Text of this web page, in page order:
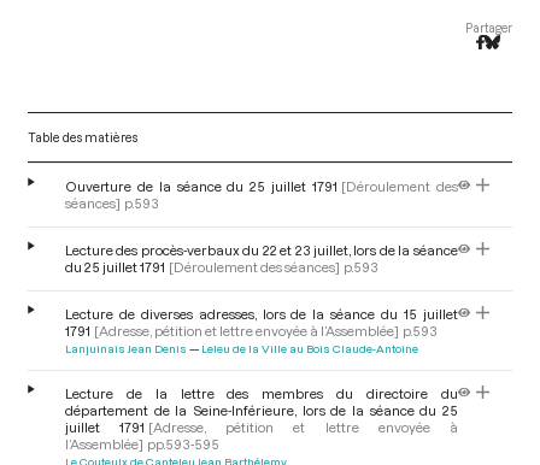
Partager
Table des matières
Ouverture de la séance du 25 juillet 1791 [Déroulement des
séances] p.593
Lecture des procès-verbaux du 22 et 23 juillet, lors de la séance
du 25 juillet 1791 [Déroulement des séances] p.593
Lecture de diverses adresses, lors de la séance du 15 juillet
1791 [Adresse, pétition et lettre envoyée à l’Assemblée] p.593
Lanjuinais Jean Denis Leleu de la Ville au Bois Claude-Antoine
Lecture de la lettre des membres du directoire du
département de la Seine-Inférieure, lors de la séance du 25
juillet 1791 [Adresse, pétition et lettre envoyée à
l’Assemblée] pp.593-595
Le Couteulx de Canteleu Jean Barthélemy